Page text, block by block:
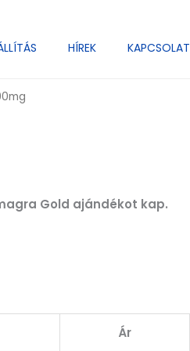
HÍREK KAPCSOLAT
Gold ajándékot kap.
Ár